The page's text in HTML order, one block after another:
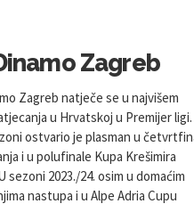
Zagreb
Zagreb natječe se u najvišem
u Hrvatskoj u Premijer ligi.
ostvario je plasman u
i u polufinale Kupa Krešimira
sezoni 2023./24. osim u domaćim
nastupa i u Alpe Adria Cupu